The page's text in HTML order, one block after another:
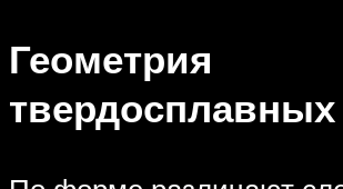
Геометрия
твердосплавных